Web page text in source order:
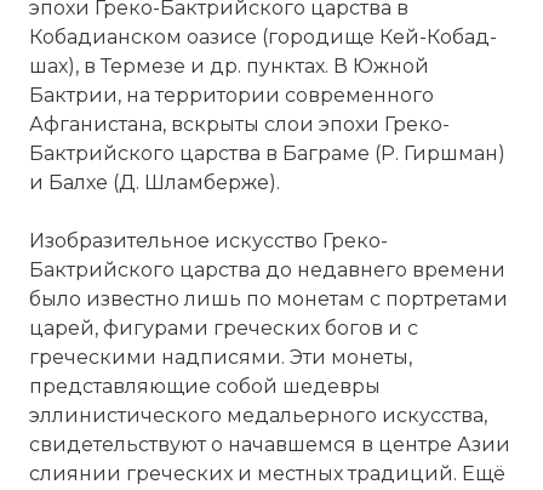
эпохи Греко-Бактрийского царства в
Кобадианском оазисе (городище Кей-Кобад-
шах), в Термезе и др. пунктах. В Южной
Бактрии, на территории современного
Афганистана, вскрыты слои эпохи Греко-
Бактрийского царства в Баграме (Р. Гиршман)
и Балхе (Д. Шламберже).
Изобразительное искусство Греко-
Бактрийского царства до недавнего времени
было известно лишь по монетам с портретами
царей, фигурами греческих богов и с
греческими надписями. Эти монеты,
представляющие собой шедевры
эллинистического медальерного искусства,
свидетельствуют о начавшемся в центре Азии
слиянии греческих и местных традиций. Ещё
☓